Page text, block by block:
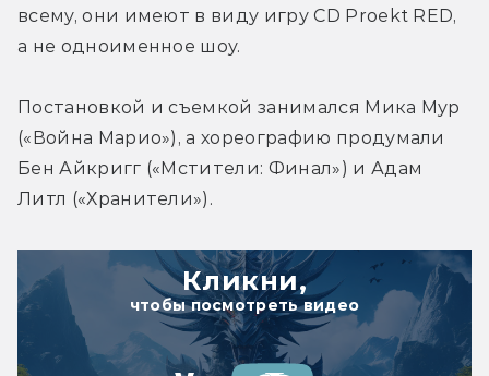
всему, они имеют в виду игру CD Proekt RED,
а не одноименное шоу.
Постановкой и съемкой занимался Мика Мур
(«Война Марио»), а хореографию продумали
Бен Айкригг («Мстители: Финал») и Адам
Литл («Хранители»).
Кликни,
чтобы посмотреть видео